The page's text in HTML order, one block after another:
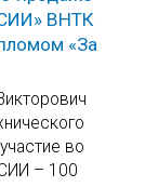
ВНТК
«За
во
– 100